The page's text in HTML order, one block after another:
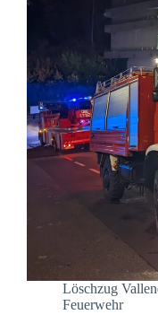
Löschzug
Feuerwehr